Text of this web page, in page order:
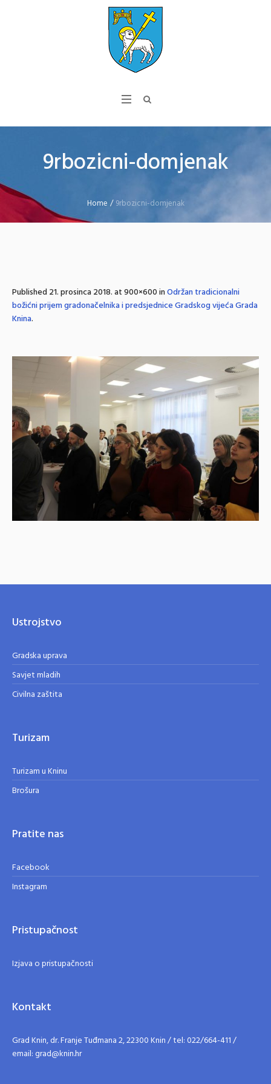
9rbozicni-domjenak
Home /9rbozicni-domjenak
Published21. prosinca 2018.at 900×600 inOdržan tradicionalni
božićni prijem gradonačelnika i predsjednice Gradskog vijeća Grada
Knina.
Ustrojstvo
Gradska uprava
Savjet mladih
Civilna zaštita
Turizam
Turizam u Kninu
Brošura
Pratite nas
Facebook
Instagram
Pristupačnost
Izjava o pristupačnosti
Kontakt
Grad Knin, dr. Franje Tuđmana 2, 22300 Knin / tel: 022/664-411 /
email: grad@knin.hr